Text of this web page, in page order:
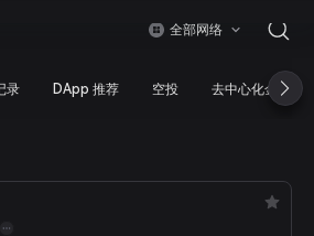
全部网络
录 DApp 推荐 空投 去中心化金融